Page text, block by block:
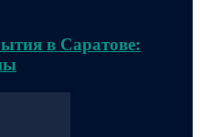
в Саратове: